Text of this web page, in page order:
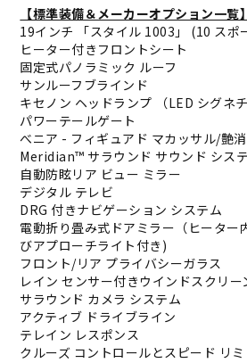
【標準装備＆メーカーオプション一覧】
19インチ 「スタイル 1003」 (10 スポ
ヒーター付きフロントシート
固定式パノラミック ルーフ
サンルーフブラインド
キセノン ヘッドランプ （LED シグネチ
パワーテールゲート
べニア - フィギュアド マカッサル/艶
Meridian™ サラウンド サウンド シス
自動防眩リア ビュー ミラー
デジタル テレビ
DRG 付きナビゲーション システム
電動折り畳み式ドアミラー（ヒーター
びアプローチライト付き)
フロント/リア プライバシーガラス
レイン センサー付きウインドスクリー
サラウンド カメラ システム
アクティブ ドライブライン
テレイン レスポンス
クルーズ コントロールとスピード リミ